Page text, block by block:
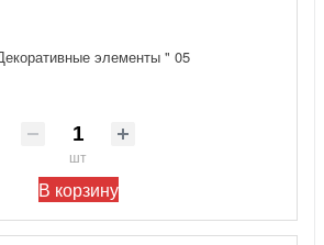
элементы " 05
шт
В корзину